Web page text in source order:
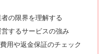
の限界を理解する
するサービスの強み
用や返金保証のチェック